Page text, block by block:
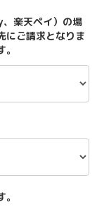
楽天ペイ）の場
にご請求となりま